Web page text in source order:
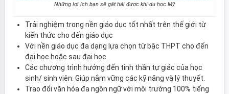
Những lợi ích bạn sẽ gặt hái được khi du học Mỹ
Trải nghiệm trong nền giáo dục tốt nhất trên thế giới từ
kiến thức cho đến giáo dục
Với nền giáo dục đa dạng lựa chọn từ bậc THPT cho đến
đại học hoặc sau đại học.
Các chương trình hướng đến tinh thần tự giác của học
sinh/ sinh viên. Giúp nắm vững các kỹ năng và lý thuyết.
Trao đổi văn hóa đa ngôn ngữ với môi trường 100% tiếng